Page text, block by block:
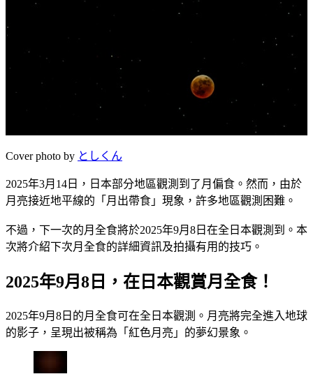
Cover photo by としくん
2025年3月14日，日本部分地區觀測到了月偏食。然而，由於
月亮接近地平線的「月出帶食」現象，許多地區觀測困難。
不過，下一次的月全食將於2025年9月8日在全日本觀測到。本
次將介紹下次月全食的詳細資訊及拍攝有用的技巧。
2025年9月8日，在日本觀賞月全食！
2025年9月8日的月全食可在全日本觀測。月亮將完全進入地球
的影子，呈現出被稱為「紅色月亮」的夢幻景象。